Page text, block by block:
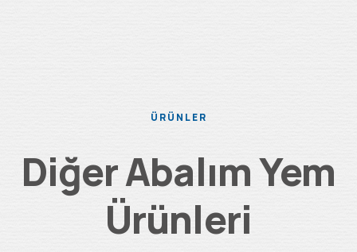
ÜRÜNLER
Diğer Abalım Yem
Ürünleri